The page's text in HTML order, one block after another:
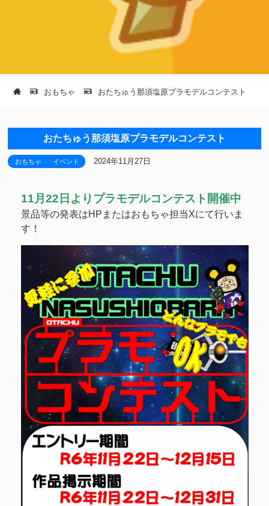
おもちゃ おたちゅう那須塩原プラモデルコンテスト
おたちゅう那須塩原プラモデルコンテスト
おもちゃ イベント 2024年11月27日
11月22日よりプラモデルコンテスト開催中
景品等の発表はHPまたはおもちゃ担当Xにて行いま
す！